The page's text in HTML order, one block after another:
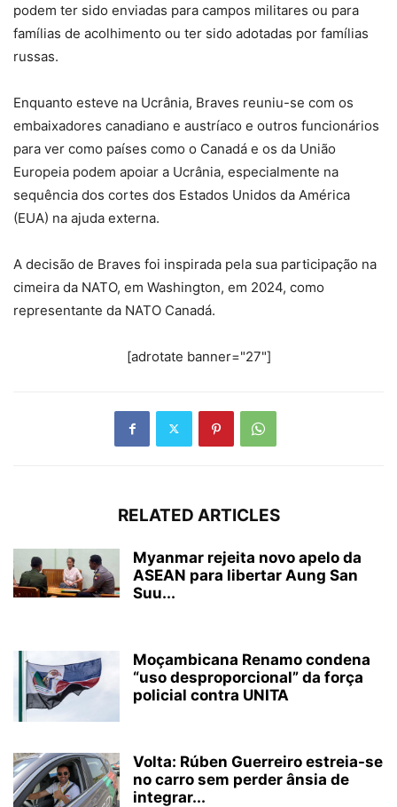
podem ter sido enviadas para campos militares ou para
famílias de acolhimento ou ter sido adotadas por famílias
russas.
Enquanto esteve na Ucrânia, Braves reuniu-se com os
embaixadores canadiano e austríaco e outros funcionários
para ver como países como o Canadá e os da União
Europeia podem apoiar a Ucrânia, especialmente na
sequência dos cortes dos Estados Unidos da América
(EUA) na ajuda externa.
A decisão de Braves foi inspirada pela sua participação na
cimeira da NATO, em Washington, em 2024, como
representante da NATO Canadá.
[adrotate banner="27"]
RELATED ARTICLES
Myanmar rejeita novo apelo da
ASEAN para libertar Aung San
Suu...
Moçambicana Renamo condena
“uso desproporcional” da força
policial contra UNITA
Volta: Rúben Guerreiro estreia-se
no carro sem perder ânsia de
integrar...